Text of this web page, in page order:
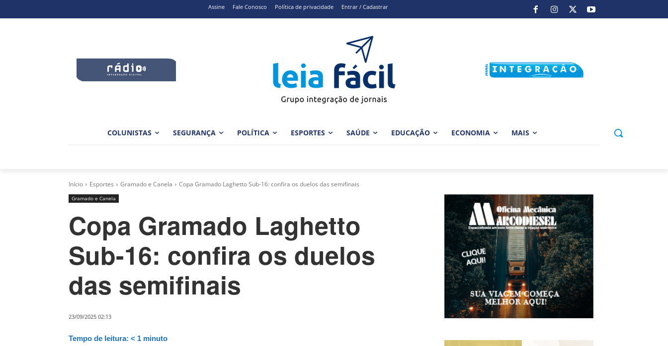
Assine Fale Conosco Política de privacidade Entrar / Cadastrar
COLUNISTAS SEGURANÇA POLÍTICA ESPORTES SAÚDE EDUCAÇÃO ECONOMIA MAIS
Início Esportes Gramado e Canela Copa Gramado Laghetto Sub-16: confira os duelos das semifinais
Gramado e Canela
Copa Gramado Laghetto
Sub-16: confira os duelos
das semifinais
23/09/2025 02:13
Tempo de leitura: < 1 minuto